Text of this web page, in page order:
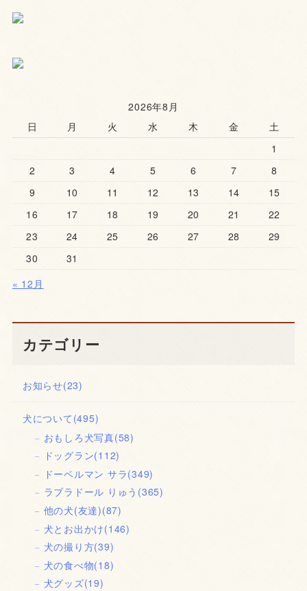
2026年8月
日
月 火 水 木 金
土
1
2
3 4 5 6 7
8
9
10 11 12 13 14
15
16
17 18 19 20 21
22
23
24 25 26 27 28
29
30
31
« 12月
カテゴリー
お知らせ(23)
犬について (495)
おもしろ犬写真(58)
ドッグラン(112)
ドーベルマン サラ(349)
ラブラドール りゅう (365)
他の犬(友達)(87)
犬とお出かけ(146)
犬の撮り方(39)
犬の食べ物(18)
犬グッズ(19)